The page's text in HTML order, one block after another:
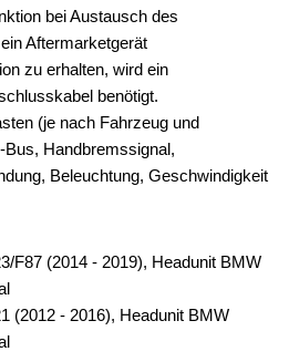
bei Austausch des
Aftermarketgerät
zu erhalten, wird ein
benötigt.
(je nach Fahrzeug und
Handbremssignal,
Beleuchtung, Geschwindigkeit
F87 (2014 - 2019), Headunit BMW
(2012 - 2016), Headunit BMW